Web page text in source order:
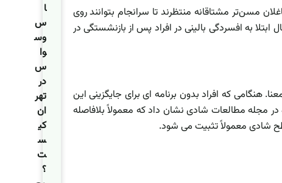
مسن‌تر مشتاقانه منتظرند تا سرانجام بتوانند روی
به افسردگی بالینی در افراد پس از بازنشستگی در
هنگامی که افراد بدون برنامه ای برای جایگزینی این
مجله مطالعات شادی نشان داد که معمولاً بلافاصله
شادی معمولاً تثبیت می شود.
ا
س
وس
وا
س
در
تهر
ان
کی
س
ت
؟